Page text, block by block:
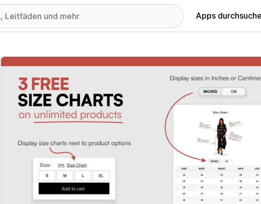
Apps
Vorgestellte Bildergalerie